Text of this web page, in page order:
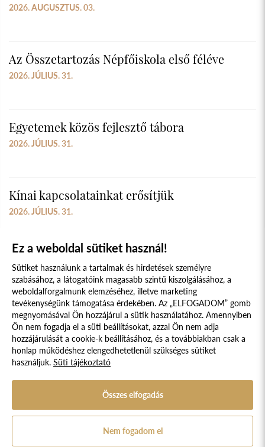
2026. AUGUSZTUS. 03.
Az Összetartozás Népfőiskola első féléve
2026. JÚLIUS. 31.
Egyetemek közös fejlesztő tábora
2026. JÚLIUS. 31.
Kínai kapcsolatainkat erősítjük
2026. JÚLIUS. 31.
Süti szabályzat Adatvédelmi nyilatkozat
Jogi nyilatkozat
© 2017 - 2026 NÉPFŐISKOLA ALAPÍTVÁNY, LAKITELEK. MINDEN JOG
Ez a weboldal sütiket használ!
Sütiket használunk a tartalmak és hirdetések személyre
szabásához, a látogatóink magasabb szintű kiszolgálásához, a
weboldalforgalmunk elemzéséhez, illetve marketing
tevékenységünk támogatása érdekében. Az „ELFOGADOM” gomb
megnyomásával Ön hozzájárul a sütik használatához. Amennyiben
Ön nem fogadja el a süti beállításokat, azzal Ön nem adja
hozzájárulását a cookie-k beállításához, és a továbbiakban csak a
honlap működéshez elengedhetetlenül szükséges sütiket
használjuk. Süti tájékoztató
Összes elfogadás
Nem fogadom el